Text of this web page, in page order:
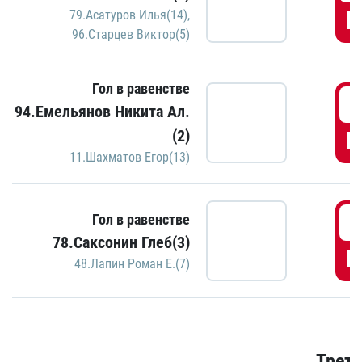
79.Асатуров Илья(14),
96.Старцев Виктор(5)
Гол в равенстве
94.Емельянов Никита Ал.
(2)
11.Шахматов Егор(13)
Гол в равенстве
78.Саксонин Глеб(3)
48.Лапин Роман Е.(7)